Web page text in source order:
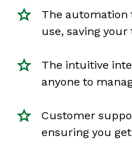
The automation
use, saving
The intuitive
anyone to
Customer
ensuring you